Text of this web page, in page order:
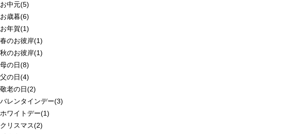
お中元(5)
お歳暮(6)
お年賀(1)
春のお彼岸(1)
秋のお彼岸(1)
母の日(8)
父の日(4)
敬老の日(2)
バレンタインデー(3)
ホワイトデー(1)
クリスマス(2)